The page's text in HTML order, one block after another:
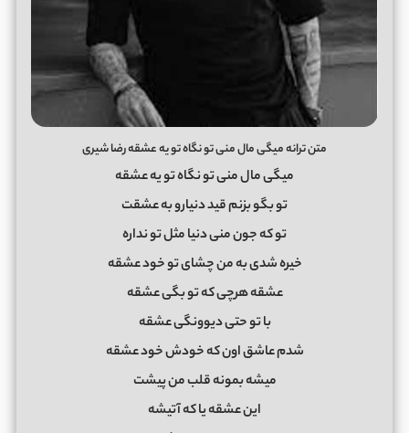
متن ترانه میگی مال منی تو نگاه تو یه عشقه رضا شیری
میگی مال منی تو نگاه تو یه عشقه
تو بگو بزنم قید دنیارو به عشقت
تو که جون منی دنیا مثل تو نداره
خیره شدی به من چشای تو خود عشقه
عشقه هرچی که تو بگی عشقه
با تو حتی دیوونگی عشقه
شدم عاشق اون که خودش خود عشقه
میشه بمونه قلب من پیشت
این عشقه یا که آتیشه